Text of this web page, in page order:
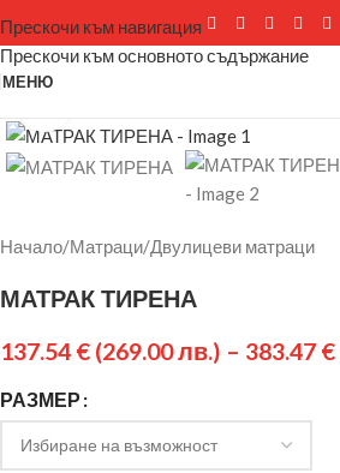
Прескочи към навигация
Прескочи към основното съдържание
МЕНЮ
Начало/Матраци/Двулицеви матраци
МАТРАК ТИРЕНА
137.54 € (269.00 лв.) – 383.47 €
РАЗМЕР